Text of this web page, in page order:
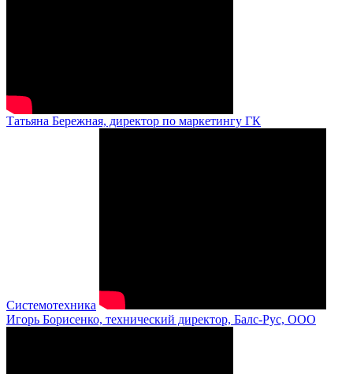
Татьяна Бережная, директор по маркетингу ГК
Системотехника
Игорь Борисенко, технический директор, Балс-Рус, ООО